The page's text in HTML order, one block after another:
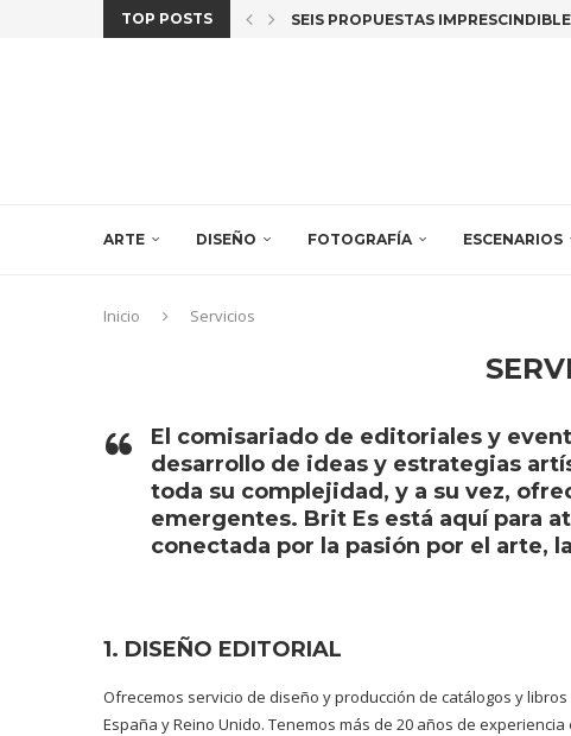
TOP POSTS SEIS PROPUESTAS
ARTE DISEÑO FOTOGRAFÍA ESCENARIOS
Inicio Servicios
El comisariado de editoriales y
desarrollo de ideas y estrategias
toda su complejidad, y a su vez,
emergentes. Brit Es está aquí para
conectada por la pasión por el arte,
1. DISEÑO EDITORIAL
Ofrecemos servicio de diseño y producción de catálogos y
España y Reino Unido. Tenemos más de 20 años de